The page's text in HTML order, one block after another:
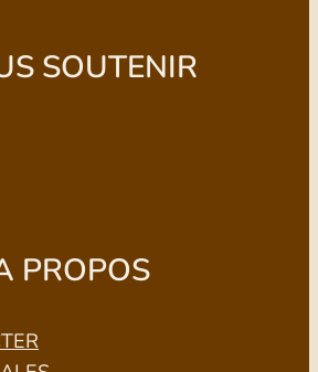
SOUTENIR
PROPOS